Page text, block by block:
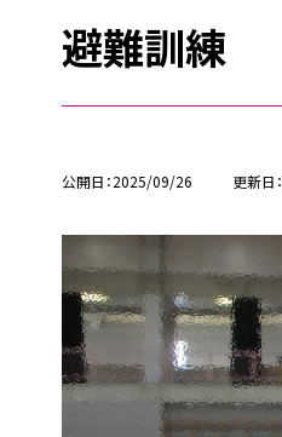
避難訓練
公開日 2025/09/26 更新日